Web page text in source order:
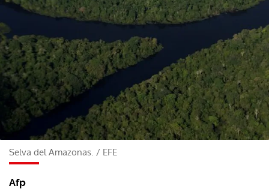
Selva del Amazonas. / EFE
Afp